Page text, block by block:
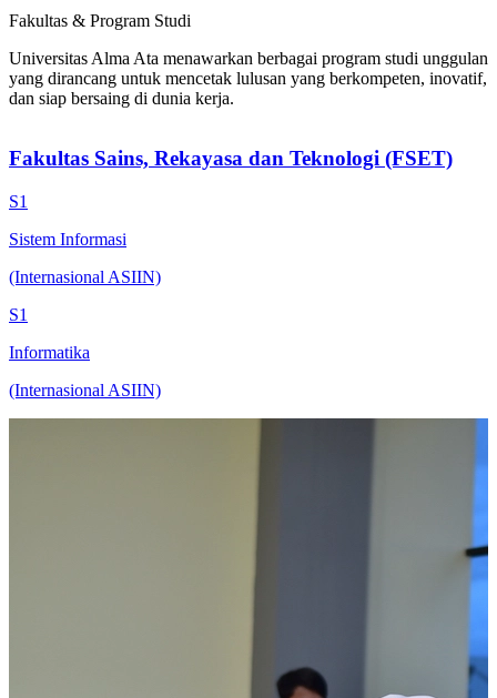
Fakultas & Program Studi
Universitas Alma Ata menawarkan berbagai program studi unggulan
yang dirancang untuk mencetak lulusan yang berkompeten, inovatif,
dan siap bersaing di dunia kerja.
Fakultas Sains, Rekayasa dan Teknologi (FSET)
S1
Sistem Informasi
(Internasional ASIIN)
S1
Informatika
(Internasional ASIIN)